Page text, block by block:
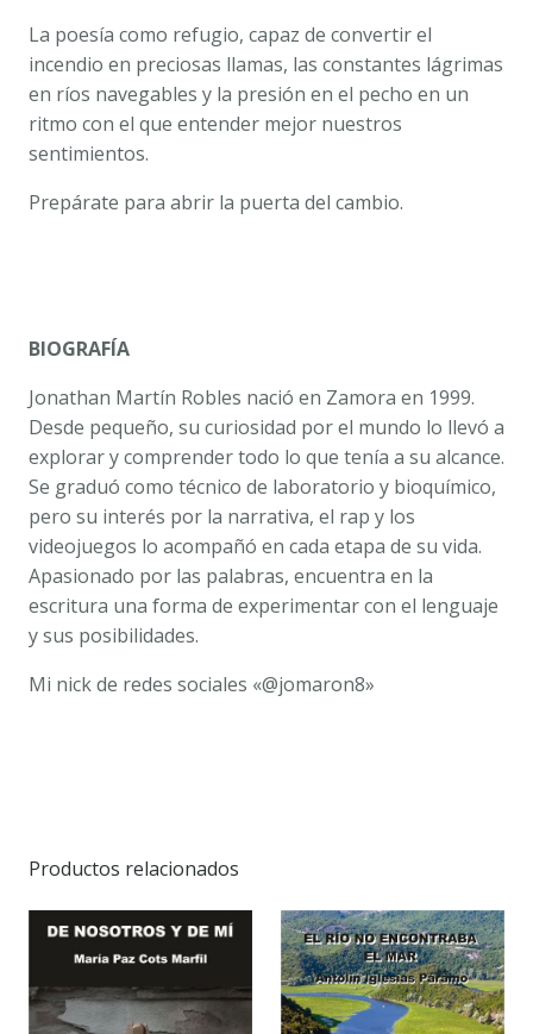
La poesía como refugio, capaz de convertir el
incendio en preciosas llamas, las constantes lágrimas
en ríos navegables y la presión en el pecho en un
ritmo con el que entender mejor nuestros
sentimientos.
Prepárate para abrir la puerta del cambio.
BIOGRAFÍA
Jonathan Martín Robles nació en Zamora en 1999.
Desde pequeño, su curiosidad por el mundo lo llevó a
explorar y comprender todo lo que tenía a su alcance.
Se graduó como técnico de laboratorio y bioquímico,
pero su interés por la narrativa, el rap y los
videojuegos lo acompañó en cada etapa de su vida.
Apasionado por las palabras, encuentra en la
escritura una forma de experimentar con el lenguaje
y sus posibilidades.
Mi nick de redes sociales «@jomaron8»
Productos relacionados